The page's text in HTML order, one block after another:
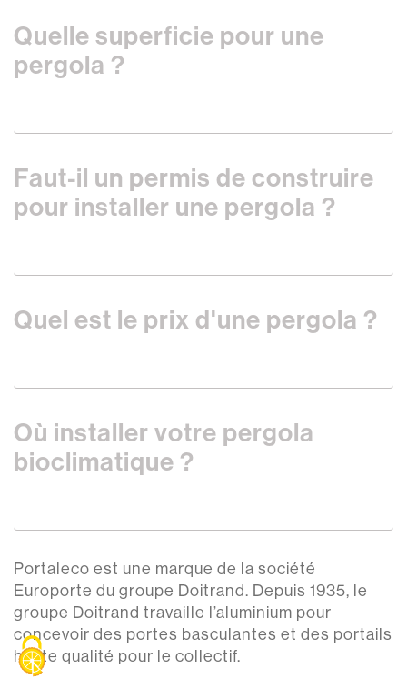
Quelle superficie pour une
pergola ?
Faut-il un permis de construire
pour installer une pergola ?
Quel est le prix d'une pergola ?
Où installer votre pergola
bioclimatique ?
Portaleco est une marque de la société
Europorte du groupe Doitrand. Depuis 1935, le
groupe Doitrand travaille l’aluminium pour
concevoir des portes basculantes et des portails
haute qualité pour le collectif.